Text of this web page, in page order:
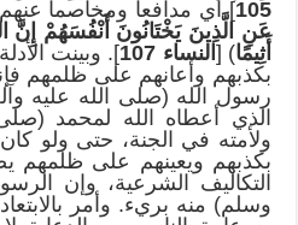
105] أي مدافعاً ومخاصماً
عَنِ الَّذِينَ يَخْتَانُونَ أَنْفُسَهُمْ إِنَّ
أَثِيمًا) [ النساء 107
]. وبينت
بكذبهم وأعانهم على ظلمهم
رسول الله (صلى الله عليه
الذي أعطاه الله لمحمد
ولأمته في الجنة، حتى ولو
بكذبهم ويعينهم على ظلمهم
التكاليف الشرعية، وإن
وسلم) منه بريء. وأمر